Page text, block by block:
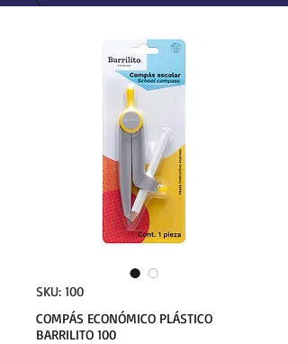
SKU: 100
COMPÁS ECONÓMICO PLÁSTICO
BARRILITO 100